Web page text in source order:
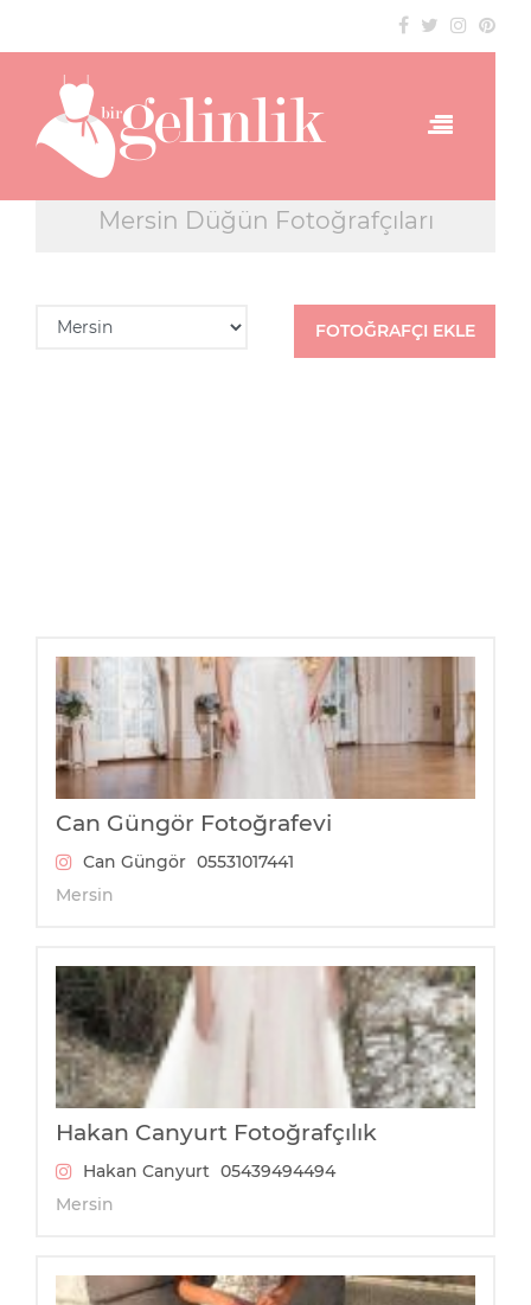
Mersin Düğün Fotoğrafçıları
FOTOĞRAFÇI EKLE
Can Güngör Fotoğrafevi
Can Güngör 05531017441
Mersin
Hakan Canyurt Fotoğrafçılık
Hakan Canyurt 05439494494
Mersin